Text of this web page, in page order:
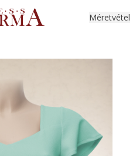
Méretvétel